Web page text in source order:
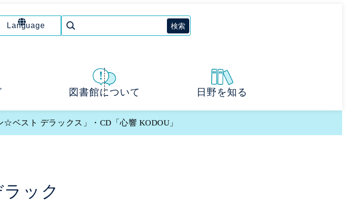
Language
図書館について 日野を知る
ベスト デラックス」・CD「心響 KODOU」
ック